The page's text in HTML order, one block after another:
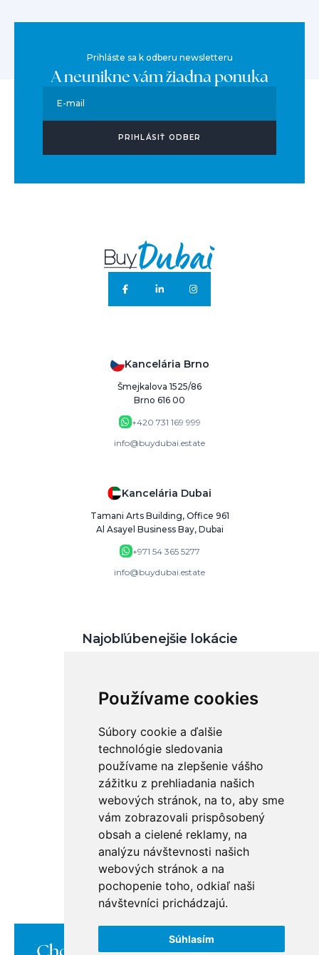
Používame cookies
Súbory cookie a ďalšie
technológie sledovania
používame na zlepšenie vášho
zážitku z prehliadania našich
webových stránok, na to, aby sme
vám zobrazovali prispôsobený
obsah a cielené reklamy, na
analýzu návštevnosti našich
webových stránok a na
pochopenie toho, odkiaľ naši
návštevníci prichádzajú.
Súhlasím
Prihláste sa k odberu newsletteru
A neunikne vám žiadna ponuka
E-mail
PRIHLÁSIŤ ODBER
Kancelária Brno
Šmejkalova 1525/86
Brno 616 00
+420 731 169 999
info@buydubai.estate
Kancelária Dubai
Tamani Arts Building, Office 961
Al Asayel Business Bay, Dubai
+971 54 365 5277
info@buydubai.estate
Najobľúbenejšie lokácie
Dubai Islands
Dubai Marina
Jumeirah Lake Towers
Jumeirah Village Circle (JVC)
BuyDubai
Kontakt
O nás
Ponuka nehnuteľností v Dubaji
Ako prebieha nákup
Ako to funguje v Dubaji
Lokality v Dubaji
Spracovanie osobných údajov
Mapa nehnuteľností
Cookies